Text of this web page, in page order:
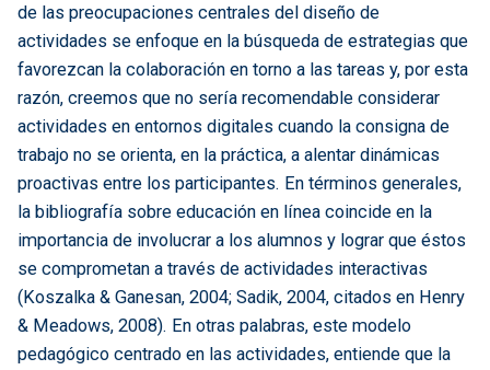
de las preocupaciones centrales del diseño de
actividades se enfoque en la búsqueda de estrategias que
favorezcan la colaboración en torno a las tareas y, por esta
razón, creemos que no sería recomendable considerar
actividades en entornos digitales cuando la consigna de
trabajo no se orienta, en la práctica, a alentar dinámicas
proactivas entre los participantes. En términos generales,
la bibliografía sobre educación en línea coincide en la
importancia de involucrar a los alumnos y lograr que éstos
se comprometan a través de actividades interactivas
(Koszalka & Ganesan, 2004; Sadik, 2004, citados en Henry
& Meadows, 2008). En otras palabras, este modelo
pedagógico centrado en las actividades, entiende que la